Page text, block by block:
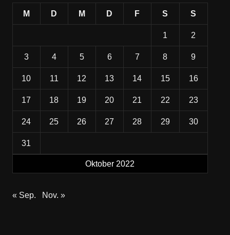
Oktober 2022
M D M D F S S
1 2
3 4 5 6 7 8 9
10 11 12 13 14 15 16
17 18 19 20 21 22 23
24 25 26 27 28 29 30
31
« Sep. Nov. »